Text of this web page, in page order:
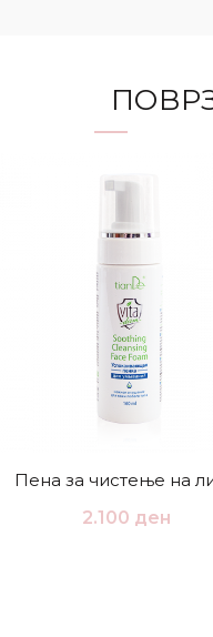
Пена за чистење на
2.100 ден